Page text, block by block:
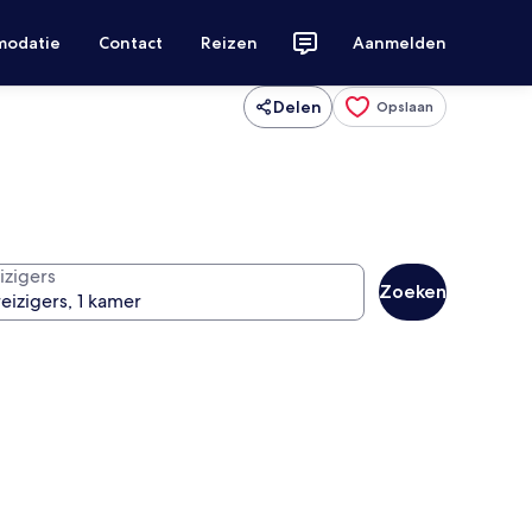
Contact Reizen Aanmelden
Delen Opslaan
Zoeken